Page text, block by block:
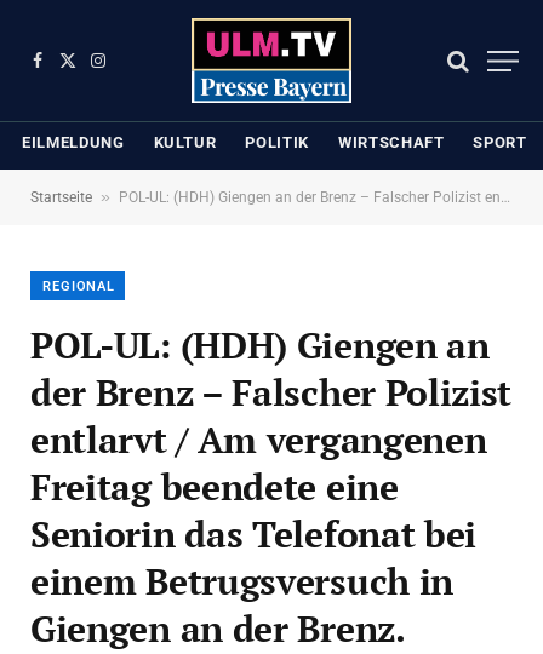
Facebook
X
Instagram
EILMELDUNG KULTUR POLITIK WIRTSCHAFT SPORT
Startseite » POL-UL: (HDH) Giengen an der Brenz – Falscher Polizist entlarvt / Am vergangenen Freitag beendete eine Seniorin das Telefonat bei einem Betrugsversuch in Giengen an der Brenz.
REGIONAL
POL-UL: (HDH) Giengen an
der Brenz – Falscher Polizist
entlarvt / Am vergangenen
Freitag beendete eine
Seniorin das Telefonat bei
einem Betrugsversuch in
Giengen an der Brenz.